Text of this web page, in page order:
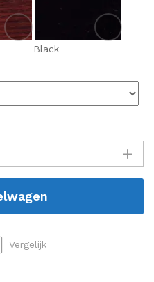
Black
Vergelijk